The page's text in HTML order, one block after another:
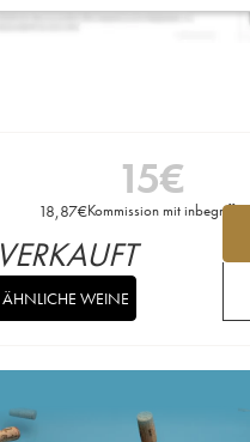
15€
18,87€Kommission mit inbegriffen
VERKAUFT
ÄHNLICHE WEINE